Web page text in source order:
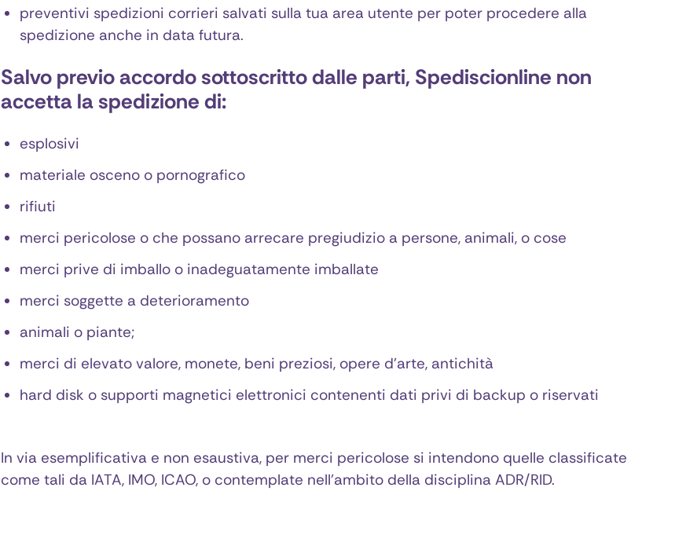
preventivi spedizioni corrieri salvati sulla tua area utente per poter procedere alla
spedizione anche in data futura.
Salvo previo accordo sottoscritto dalle parti, Spediscionline non
accetta la spedizione di:
esplosivi
materiale osceno o pornografico
rifiuti
merci pericolose o che possano arrecare pregiudizio a persone, animali, o cose
merci prive di imballo o inadeguatamente imballate
merci soggette a deterioramento
animali o piante;
merci di elevato valore, monete, beni preziosi, opere d’arte, antichità
hard disk o supporti magnetici elettronici contenenti dati privi di backup o riservati
In via esemplificativa e non esaustiva, per merci pericolose si intendono quelle classificate
come tali da IATA, IMO, ICAO, o contemplate nell’ambito della disciplina ADR/RID.